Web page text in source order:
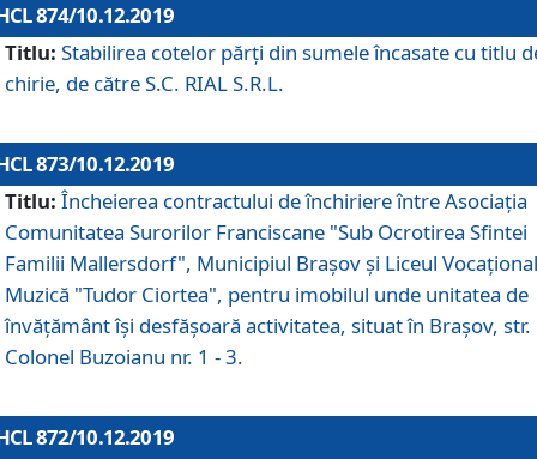
874/10.12.2019
Titlu: Stabilirea cotelor părți din sumele încasate cu titlu
chirie, de către S.C. RIAL S.R.L.
873/10.12.2019
Titlu: Încheierea contractului de închiriere între Asociația
Comunitatea Surorilor Franciscane "Sub Ocrotirea Sfintei
Familii Mallersdorf", Municipiul Braşov şi Liceul
Muzică "Tudor Ciortea", pentru imobilul unde unitatea de
învățământ îşi desfăşoară activitatea, situat în Braşov, str.
Colonel Buzoianu nr. 1 - 3.
872/10.12.2019